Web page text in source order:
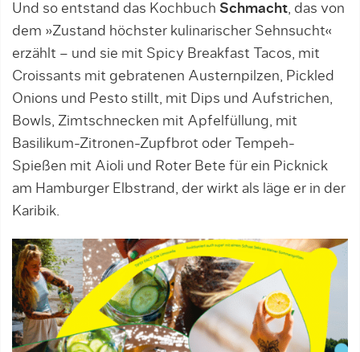
Und so entstand das Kochbuch Schmacht, das von
dem »Zustand höchster kulinarischer Sehnsucht«
erzählt – und sie mit Spicy Breakfast Tacos, mit
Croissants mit gebratenen Austernpilzen, Pickled
Onions und Pesto stillt, mit Dips und Aufstrichen,
Bowls, Zimtschnecken mit Apfelfüllung, mit
Basilikum-Zitronen-Zupfbrot oder Tempeh-
Spießen mit Aioli und Roter Bete für ein Picknick
am Hamburger Elbstrand, der wirkt als läge er in der
Karibik.